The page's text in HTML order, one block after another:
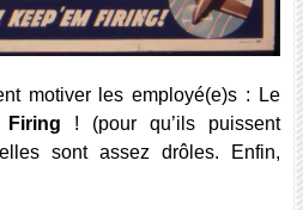
motiver les employé(e)s : Le
Firing ! (pour qu’ils puissent
sont assez drôles. Enfin,